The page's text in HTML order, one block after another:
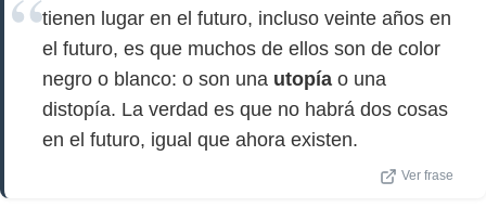
tienen lugar en el futuro, incluso veinte años en
el futuro, es que muchos de ellos son de color
negro o blanco: o son una utopía o una
distopía. La verdad es que no habrá dos cosas
en el futuro, igual que ahora existen.
Ver frase